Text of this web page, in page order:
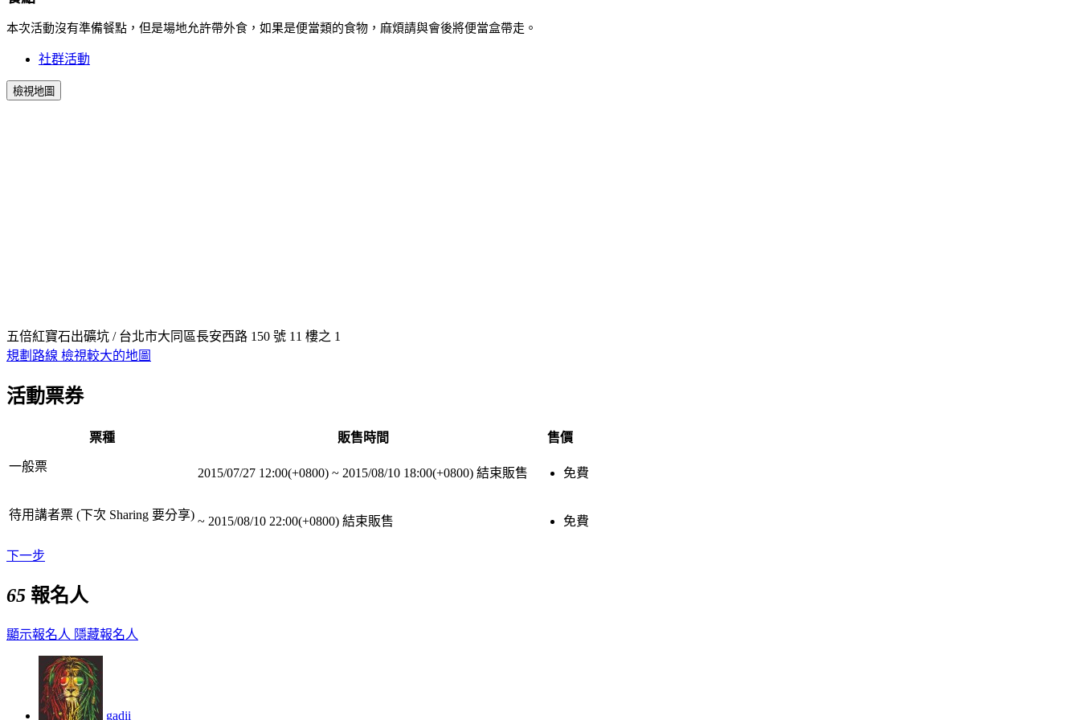
本次活動沒有準備餐點，但是場地允許帶外食，如果是便當類的食物，麻煩請與會後將便當盒帶走。
社群活動
檢視地圖
五倍紅寶石出礦坑 / 台北市大同區長安西路 150 號 11 樓之 1
規劃路線 檢視較大的地圖
活動票券
票種 販售時間 售價
一般票 2015/07/27 12:00(+0800) ~ 2015/08/10 18:00(+0800) 結束販售 免費
待用講者票 (下次 Sharing 要分享) ~ 2015/08/10 22:00(+0800) 結束販售 免費
下一步
65 報名人
顯示報名人 隱藏報名人
gadii